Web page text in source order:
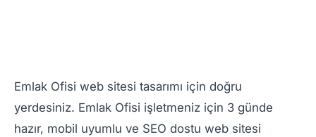
Emlak Ofisi web sitesi tasarımı için doğru
yerdesiniz. Emlak Ofisi işletmeniz için 3 günde
hazır, mobil uyumlu ve SEO dostu web sitesi